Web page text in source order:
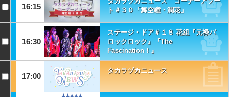
16:15
ト＃３０「舞空瞳・潤花」
16:30
ステージ・ドア＃１８ 花組『元禄バ
ロックロック』『The
Fascination！』
17:00
タカラヅカニュース